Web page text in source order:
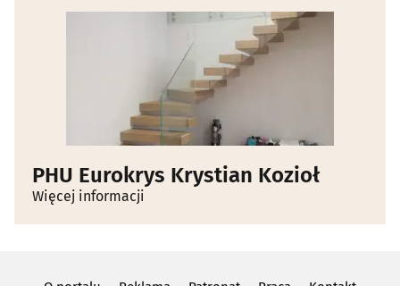
PHU Eurokrys Krystian Kozioł
Więcej informacji